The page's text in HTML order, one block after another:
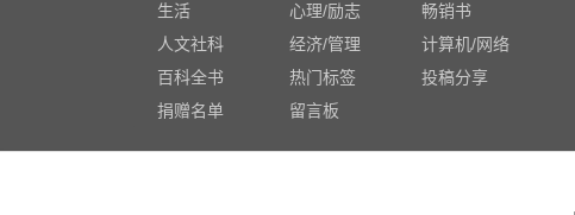
生活
心理/励志
畅销书
人文社科
经济/管理
计算机/网络
百科全书
热门标签
投稿分享
捐赠名单
留言板